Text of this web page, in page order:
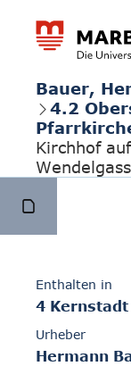
Bauer,
4.2
Kirchhof
Enthalten in
4
Urheber
Hermann